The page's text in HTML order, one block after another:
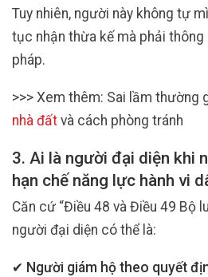
Tuy nhiên, người này không tự
tục nhận thừa kế mà phải
pháp.
>>> Xem thêm: Sai lầm thường
nhà đất và cách phòng tránh
3. Ai là người đại diện khi
hạn chế năng lực hành vi
Căn cứ “Điều 48 và Điều 49 Bộ
người đại diện có thể là:
✔ Người giám hộ theo quyết